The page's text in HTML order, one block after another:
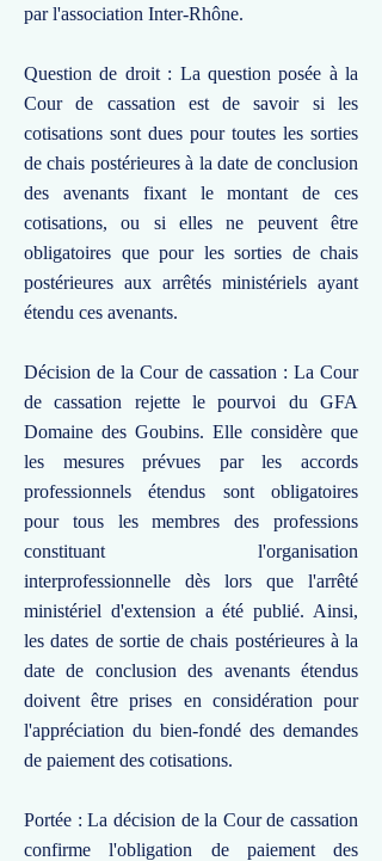
par l'association Inter-Rhône.
Question de droit : La question posée à la
Cour de cassation est de savoir si les
cotisations sont dues pour toutes les sorties
de chais postérieures à la date de conclusion
des avenants fixant le montant de ces
cotisations, ou si elles ne peuvent être
obligatoires que pour les sorties de chais
postérieures aux arrêtés ministériels ayant
étendu ces avenants.
Décision de la Cour de cassation : La Cour
de cassation rejette le pourvoi du GFA
Domaine des Goubins. Elle considère que
les mesures prévues par les accords
professionnels étendus sont obligatoires
pour tous les membres des professions
constituant l'organisation
interprofessionnelle dès lors que l'arrêté
ministériel d'extension a été publié. Ainsi,
les dates de sortie de chais postérieures à la
date de conclusion des avenants étendus
doivent être prises en considération pour
l'appréciation du bien-fondé des demandes
de paiement des cotisations.
Portée : La décision de la Cour de cassation
confirme l'obligation de paiement des